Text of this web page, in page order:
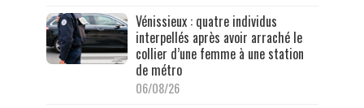
Vénissieux : quatre individus
interpellés après avoir arraché le
collier d’une femme à une station
de métro
06/08/26